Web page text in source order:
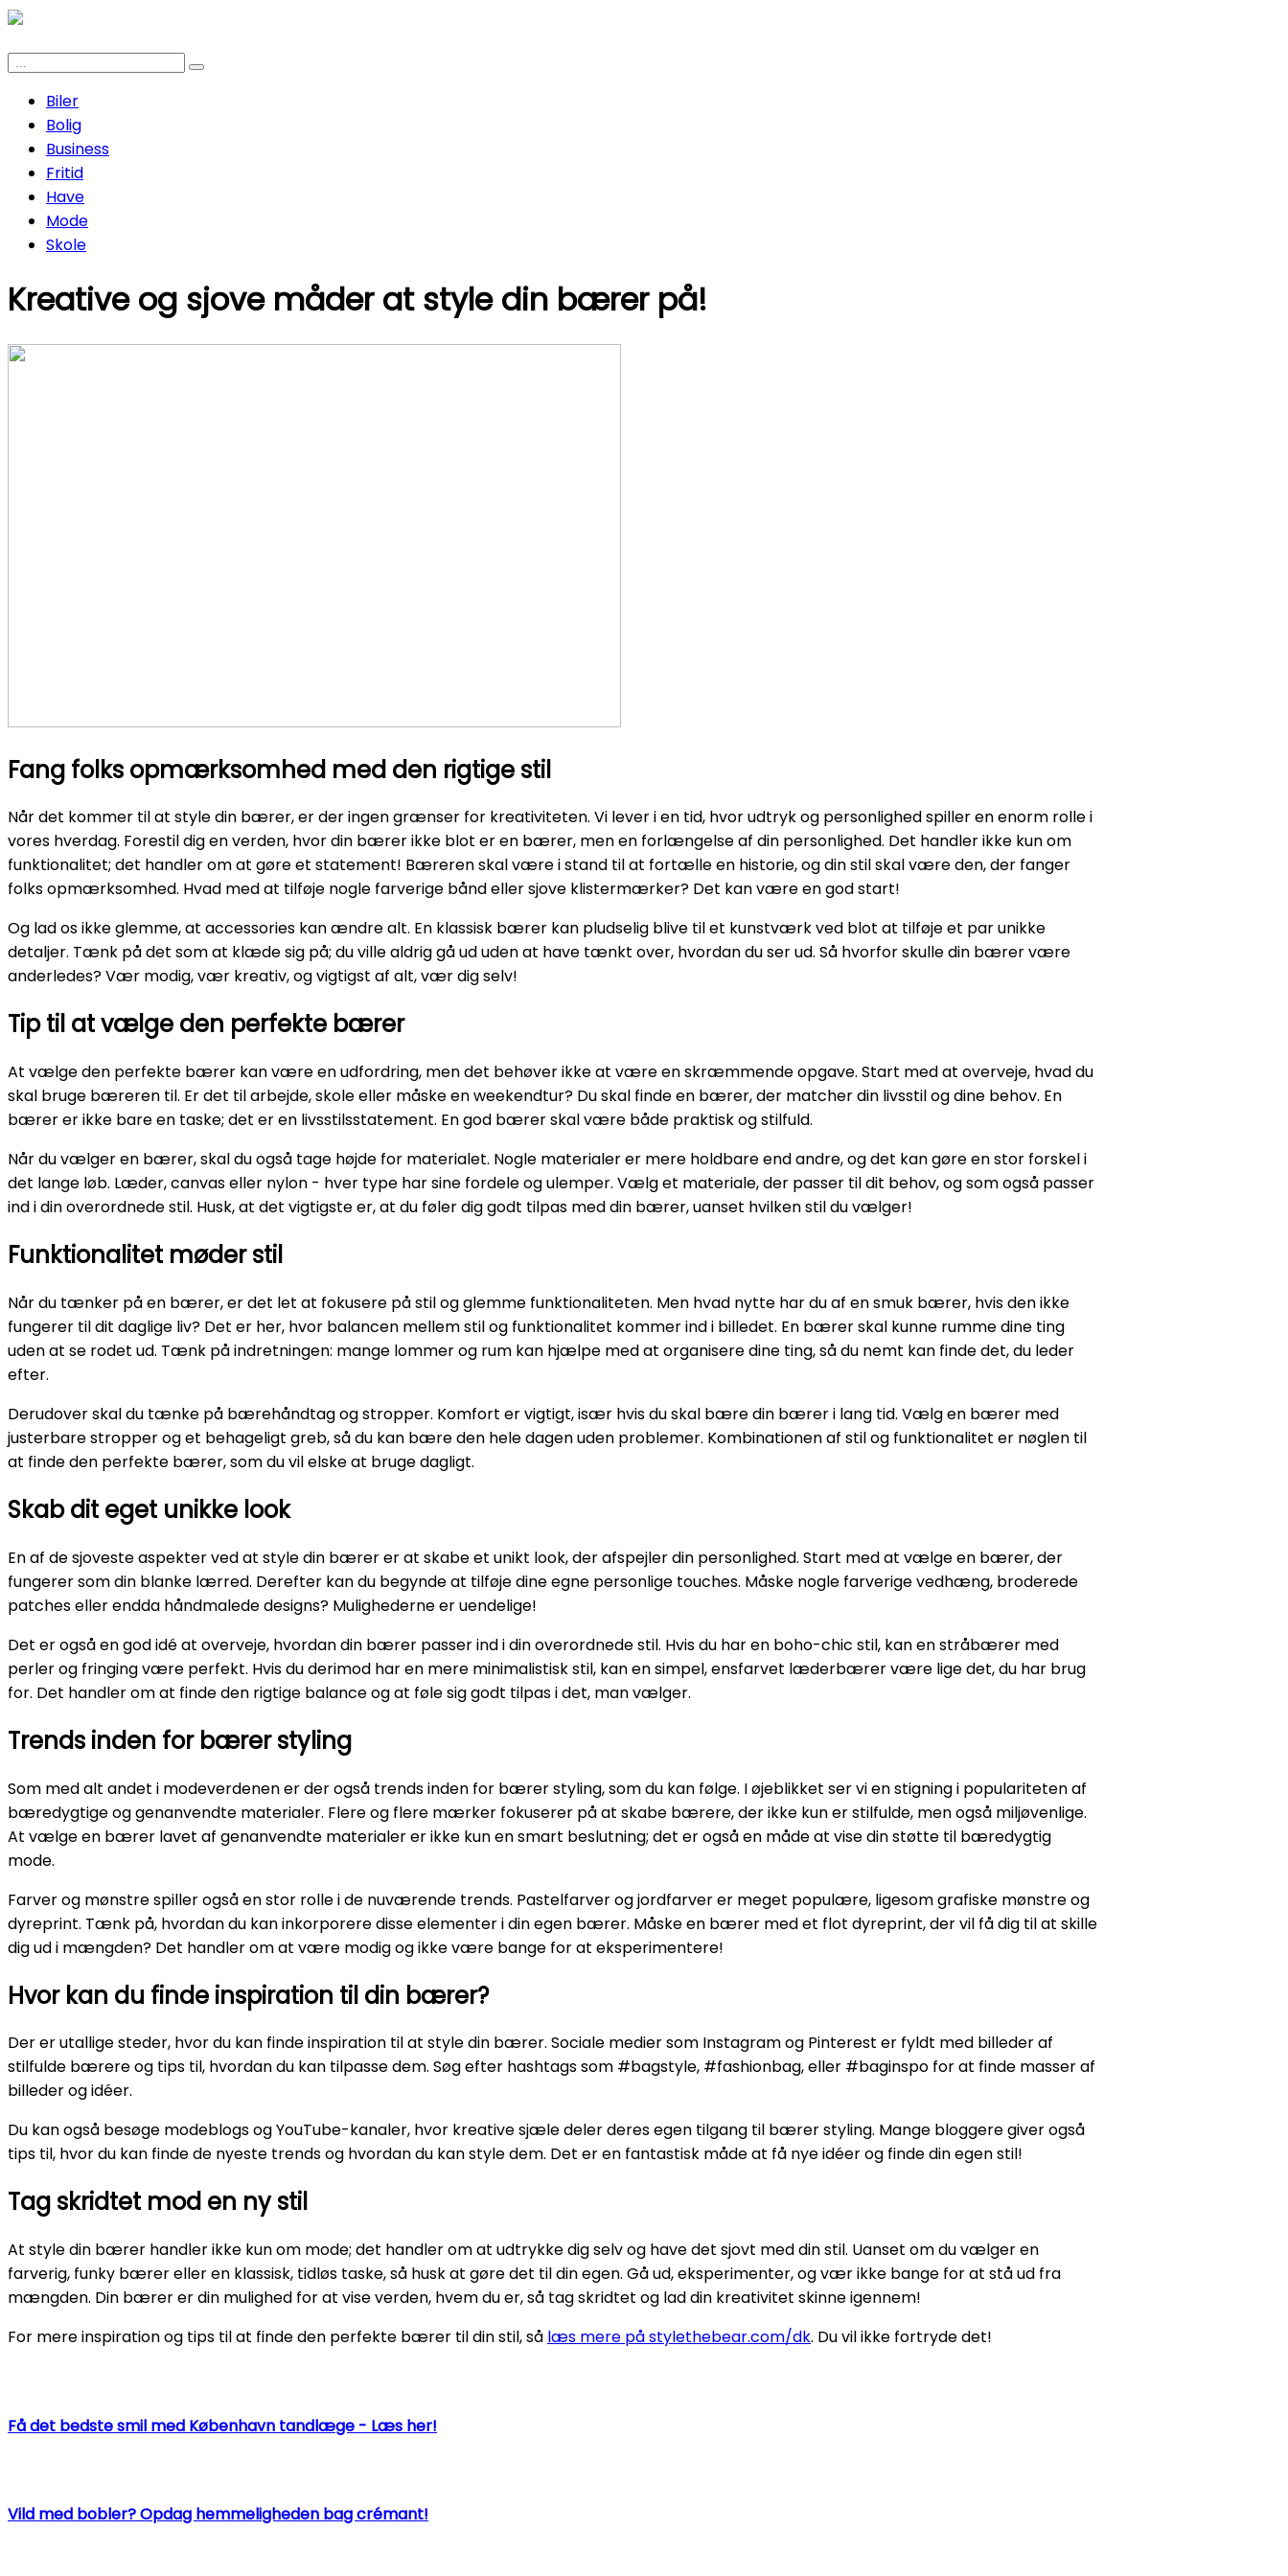
Biler
Bolig
Business
Fritid
Have
Mode
Skole
Kreative og sjove måder at style din bærer på!
Fang folks opmærksomhed med den rigtige stil
Når det kommer til at style din bærer, er der ingen grænser for kreativiteten. Vi lever i en tid, hvor udtryk og personlighed spiller en enorm rolle i
vores hverdag. Forestil dig en verden, hvor din bærer ikke blot er en bærer, men en forlængelse af din personlighed. Det handler ikke kun om
funktionalitet; det handler om at gøre et statement! Bæreren skal være i stand til at fortælle en historie, og din stil skal være den, der fanger
folks opmærksomhed. Hvad med at tilføje nogle farverige bånd eller sjove klistermærker? Det kan være en god start!
Og lad os ikke glemme, at accessories kan ændre alt. En klassisk bærer kan pludselig blive til et kunstværk ved blot at tilføje et par unikke
detaljer. Tænk på det som at klæde sig på; du ville aldrig gå ud uden at have tænkt over, hvordan du ser ud. Så hvorfor skulle din bærer være
anderledes? Vær modig, vær kreativ, og vigtigst af alt, vær dig selv!
Tip til at vælge den perfekte bærer
At vælge den perfekte bærer kan være en udfordring, men det behøver ikke at være en skræmmende opgave. Start med at overveje, hvad du
skal bruge bæreren til. Er det til arbejde, skole eller måske en weekendtur? Du skal finde en bærer, der matcher din livsstil og dine behov. En
bærer er ikke bare en taske; det er en livsstilsstatement. En god bærer skal være både praktisk og stilfuld.
Når du vælger en bærer, skal du også tage højde for materialet. Nogle materialer er mere holdbare end andre, og det kan gøre en stor forskel i
det lange løb. Læder, canvas eller nylon - hver type har sine fordele og ulemper. Vælg et materiale, der passer til dit behov, og som også passer
ind i din overordnede stil. Husk, at det vigtigste er, at du føler dig godt tilpas med din bærer, uanset hvilken stil du vælger!
Funktionalitet møder stil
Når du tænker på en bærer, er det let at fokusere på stil og glemme funktionaliteten. Men hvad nytte har du af en smuk bærer, hvis den ikke
fungerer til dit daglige liv? Det er her, hvor balancen mellem stil og funktionalitet kommer ind i billedet. En bærer skal kunne rumme dine ting
uden at se rodet ud. Tænk på indretningen: mange lommer og rum kan hjælpe med at organisere dine ting, så du nemt kan finde det, du leder
efter.
Derudover skal du tænke på bærehåndtag og stropper. Komfort er vigtigt, især hvis du skal bære din bærer i lang tid. Vælg en bærer med
justerbare stropper og et behageligt greb, så du kan bære den hele dagen uden problemer. Kombinationen af stil og funktionalitet er nøglen til
at finde den perfekte bærer, som du vil elske at bruge dagligt.
Skab dit eget unikke look
En af de sjoveste aspekter ved at style din bærer er at skabe et unikt look, der afspejler din personlighed. Start med at vælge en bærer, der
fungerer som din blanke lærred. Derefter kan du begynde at tilføje dine egne personlige touches. Måske nogle farverige vedhæng, broderede
patches eller endda håndmalede designs? Mulighederne er uendelige!
Det er også en god idé at overveje, hvordan din bærer passer ind i din overordnede stil. Hvis du har en boho-chic stil, kan en stråbærer med
perler og fringing være perfekt. Hvis du derimod har en mere minimalistisk stil, kan en simpel, ensfarvet læderbærer være lige det, du har brug
for. Det handler om at finde den rigtige balance og at føle sig godt tilpas i det, man vælger.
Trends inden for bærer styling
Som med alt andet i modeverdenen er der også trends inden for bærer styling, som du kan følge. I øjeblikket ser vi en stigning i populariteten af
bæredygtige og genanvendte materialer. Flere og flere mærker fokuserer på at skabe bærere, der ikke kun er stilfulde, men også miljøvenlige.
At vælge en bærer lavet af genanvendte materialer er ikke kun en smart beslutning; det er også en måde at vise din støtte til bæredygtig
mode.
Farver og mønstre spiller også en stor rolle i de nuværende trends. Pastelfarver og jordfarver er meget populære, ligesom grafiske mønstre og
dyreprint. Tænk på, hvordan du kan inkorporere disse elementer i din egen bærer. Måske en bærer med et flot dyreprint, der vil få dig til at skille
dig ud i mængden? Det handler om at være modig og ikke være bange for at eksperimentere!
Hvor kan du finde inspiration til din bærer?
Der er utallige steder, hvor du kan finde inspiration til at style din bærer. Sociale medier som Instagram og Pinterest er fyldt med billeder af
stilfulde bærere og tips til, hvordan du kan tilpasse dem. Søg efter hashtags som #bagstyle, #fashionbag, eller #baginspo for at finde masser af
billeder og idéer.
Du kan også besøge modeblogs og YouTube-kanaler, hvor kreative sjæle deler deres egen tilgang til bærer styling. Mange bloggere giver også
tips til, hvor du kan finde de nyeste trends og hvordan du kan style dem. Det er en fantastisk måde at få nye idéer og finde din egen stil!
Tag skridtet mod en ny stil
At style din bærer handler ikke kun om mode; det handler om at udtrykke dig selv og have det sjovt med din stil. Uanset om du vælger en
farverig, funky bærer eller en klassisk, tidløs taske, så husk at gøre det til din egen. Gå ud, eksperimenter, og vær ikke bange for at stå ud fra
mængden. Din bærer er din mulighed for at vise verden, hvem du er, så tag skridtet og lad din kreativitet skinne igennem!
For mere inspiration og tips til at finde den perfekte bærer til din stil, så læs mere på stylethebear.com/dk. Du vil ikke fortryde det!
Få det bedste smil med København tandlæge - Læs her!
Vild med bobler? Opdag hemmeligheden bag crémant!